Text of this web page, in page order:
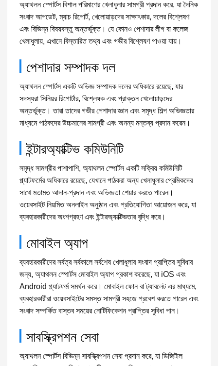
অ্যাথলন স্পোর্টস বিশাল পরিমাণের খেলাধুলার সামগ্রী প্রদান করে, যা দৈনিক
সংবাদ আপডেট, ম্যাচ রিপোর্ট, খেলোয়াড়দের সাক্ষাৎকার, দলের বিশ্লেষণ
এবং বিভিন্ন বিষয়বস্তু অন্তর্ভুক্ত। যে কোনও পেশাদার লীগ বা কলেজ
খেলাধুলায়, এখানে বিস্তারিত তথ্য এবং গভীর বিশ্লেষণ পাওয়া যায়।
পেশাদার সম্পাদক দল
অ্যাথলন স্পোর্টস একটি অভিজ্ঞ সম্পাদক দলের অধিকারে রয়েছে, যার
সদস্যরা সিনিয়র রিপোর্টার, বিশ্লেষক এবং প্রাক্তন খেলোয়াড়দের
অন্তর্ভুক্ত। তারা তাদের গভীর পেশাদার জ্ঞান এবং সমৃদ্ধ শিল্প অভিজ্ঞতার
মাধ্যমে পাঠকদের উচ্চমানের সামগ্রী এবং অনন্য মন্তব্য প্রদান করেন।
ইন্টারঅ্যাক্টিভ কমিউনিটি
সমৃদ্ধ সামগ্রীর পাশাপাশি, অ্যাথলন স্পোর্টস একটি সক্রিয় কমিউনিটি
প্ল্যাটফর্মের অধিকারে রয়েছে, যেখানে পাঠকরা অন্য খেলাধুলার প্রেমিকদের
সাথে মতামত আদান-প্রদান এবং অভিজ্ঞতা শেয়ার করতে পারেন।
ওয়েবসাইট নিয়মিত অনলাইন অনুষ্ঠান এবং প্রতিযোগিতা আয়োজন করে, যা
ব্যবহারকারীদের অংশগ্রহণ এবং ইন্টারঅ্যাক্টিভতার বৃদ্ধি করে।
মোবাইল অ্যাপ
ব্যবহারকারীদের সর্বত্র সর্বকালে সর্বশেষ খেলাধুলার সংবাদ প্রাপ্তির সুবিধার
জন্য, অ্যাথলন স্পোর্টস মোবাইল অ্যাপ প্রকাশ করেছে, যা iOS এবং
Android প্ল্যাটফর্ম সমর্থন করে। মোবাইল ফোন বা ট্যাবলেট এর মাধ্যমে,
ব্যবহারকারীরা ওয়েবসাইটের সমস্ত সামগ্রী সহজে প্রবেশ করতে পারেন এবং
সংবাদ সম্পর্কিত বাস্তব সময়ের নোটিফিকেশন প্রাপ্তির সুবিধা পান।
সাবস্ক্রিপশন সেবা
অ্যাথলন স্পোর্টস বিভিন্ন সাবস্ক্রিপশন সেবা প্রদান করে, যা ডিজিটাল